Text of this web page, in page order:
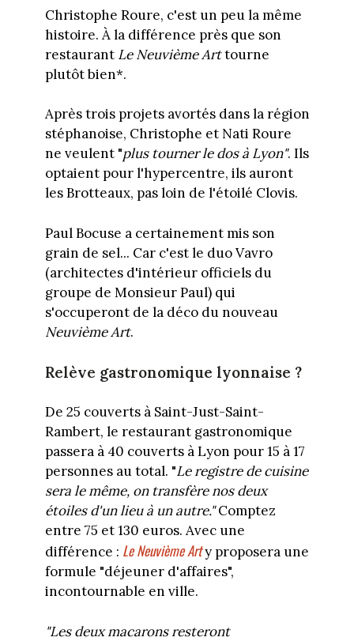
Christophe Roure, c'est un peu la même
histoire. À la différence près que son
restaurant Le Neuvième Arttourne
plutôt bien*.
Après trois projets avortés dans la région
stéphanoise, Christophe et Nati Roure
ne veulent "plus tourner le dos à Lyon". Ils
optaient pour l'hypercentre, ils auront
les Brotteaux, pas loin de l'étoilé Clovis.
Paul Bocuse a certainement mis son
grain de sel... Car c'est le duo Vavro
(architectes d'intérieur officiels du
groupe de Monsieur Paul) qui
s'occuperont de la déco du nouveau
Neuvième Art.
Relève gastronomique lyonnaise ?
De 25 couverts à Saint-Just-Saint-
Rambert, le restaurant gastronomique
passera à 40 couverts à Lyon pour 15 à 17
personnes au total. "Le registre de cuisine
sera le même, on transfère nos deux
étoiles d'un lieu à un autre."Comptez
entre 75 et 130 euros. Avec une
différence : Le Neuvième Arty proposera une
formule "déjeuner d'affaires",
incontournable en ville.
"Les deux macarons resteront